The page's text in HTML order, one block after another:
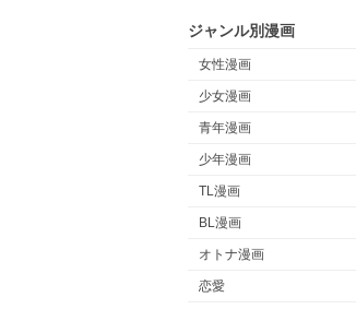
ジャンル別漫画
女性漫画
少女漫画
青年漫画
少年漫画
TL漫画
BL漫画
オトナ漫画
恋愛